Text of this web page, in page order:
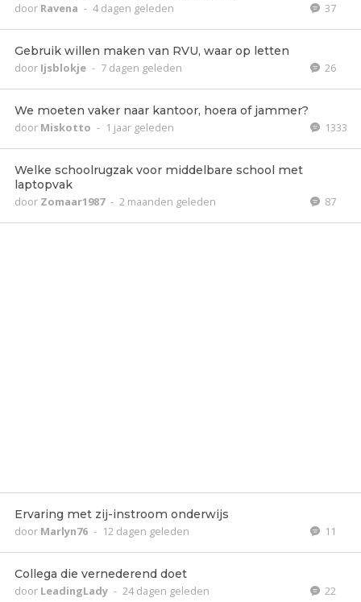
door Ravena - 4 dagen geleden 37
Gebruik willen maken van RVU, waar op letten
door Ijsblokje - 7 dagen geleden 26
We moeten vaker naar kantoor, hoera of jammer?
door Miskotto - 1 jaar geleden 1333
Welke schoolrugzak voor middelbare school met
laptopvak
door Zomaar1987 - 2 maanden geleden 87
Ervaring met zij-instroom onderwijs
door Marlyn76 - 12 dagen geleden 11
Collega die vernederend doet
door LeadingLady - 24 dagen geleden 22